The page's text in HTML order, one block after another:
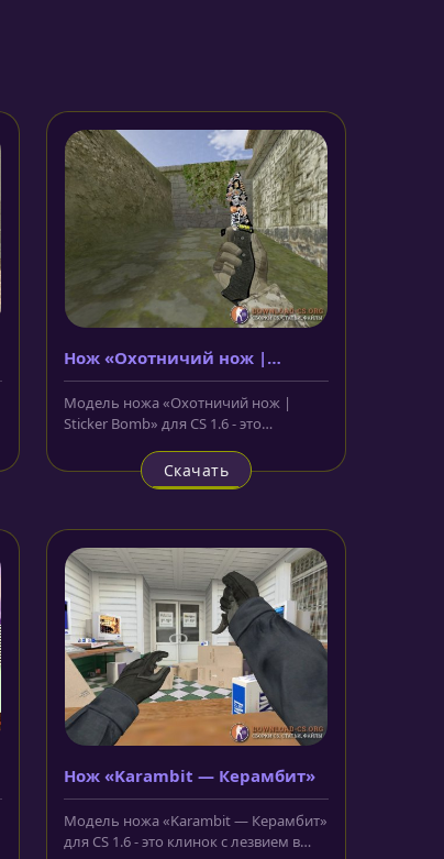
Нож «Охотничий нож |
Sticker Bomb»
Модель ножа «Охотничий нож |
Sticker Bomb» для CS 1.6 - это
которого...
Скачать
Нож «Karambit — Керамбит»
Модель ножа «Karambit — Керамбит»
для CS 1.6 - это клинок с лезвием в